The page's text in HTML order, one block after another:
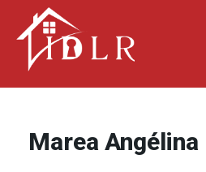
Marea Angélina